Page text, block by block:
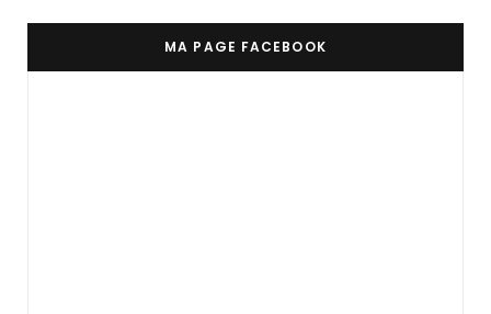
MA PAGE FACEBOOK